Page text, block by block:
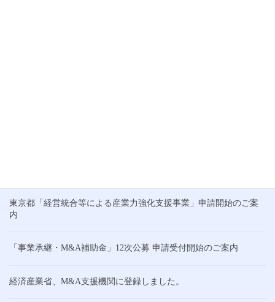
東京都「経営統合等による産業力強化支援事業」申請開始のご案
内
「事業承継・M&A補助金」12次公募 申請受付開始のご案内
経済産業省、M&A支援機関に登録しました。